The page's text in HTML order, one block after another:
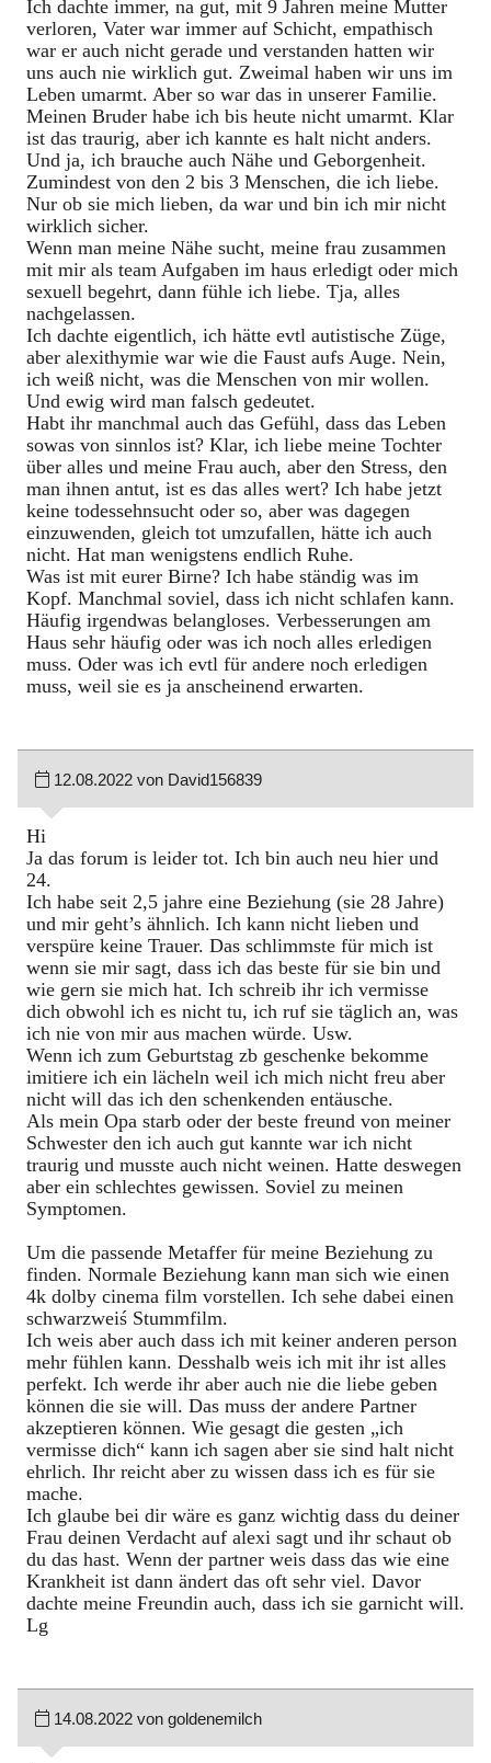
Ich dachte immer, na gut, mit 9 Jahren meine Mutter
verloren, Vater war immer auf Schicht, empathisch
war er auch nicht gerade und verstanden hatten wir
uns auch nie wirklich gut. Zweimal haben wir uns im
Leben umarmt. Aber so war das in unserer Familie.
Meinen Bruder habe ich bis heute nicht umarmt. Klar
ist das traurig, aber ich kannte es halt nicht anders.
Und ja, ich brauche auch Nähe und Geborgenheit.
Zumindest von den 2 bis 3 Menschen, die ich liebe.
Nur ob sie mich lieben, da war und bin ich mir nicht
wirklich sicher.
Wenn man meine Nähe sucht, meine frau zusammen
mit mir als team Aufgaben im haus erledigt oder mich
sexuell begehrt, dann fühle ich liebe. Tja, alles
nachgelassen.
Ich dachte eigentlich, ich hätte evtl autistische Züge,
aber alexithymie war wie die Faust aufs Auge. Nein,
ich weiß nicht, was die Menschen von mir wollen.
Und ewig wird man falsch gedeutet.
Habt ihr manchmal auch das Gefühl, dass das Leben
sowas von sinnlos ist? Klar, ich liebe meine Tochter
über alles und meine Frau auch, aber den Stress, den
man ihnen antut, ist es das alles wert? Ich habe jetzt
keine todessehnsucht oder so, aber was dagegen
einzuwenden, gleich tot umzufallen, hätte ich auch
nicht. Hat man wenigstens endlich Ruhe.
Was ist mit eurer Birne? Ich habe ständig was im
Kopf. Manchmal soviel, dass ich nicht schlafen kann.
Häufig irgendwas belangloses. Verbesserungen am
Haus sehr häufig oder was ich noch alles erledigen
muss. Oder was ich evtl für andere noch erledigen
muss, weil sie es ja anscheinend erwarten.
12.08.2022 von David156839
Hi
Ja das forum is leider tot. Ich bin auch neu hier und
24.
Ich habe seit 2,5 jahre eine Beziehung (sie 28 Jahre)
und mir geht’s ähnlich. Ich kann nicht lieben und
verspüre keine Trauer. Das schlimmste für mich ist
wenn sie mir sagt, dass ich das beste für sie bin und
wie gern sie mich hat. Ich schreib ihr ich vermisse
dich obwohl ich es nicht tu, ich ruf sie täglich an, was
ich nie von mir aus machen würde. Usw.
Wenn ich zum Geburtstag zb geschenke bekomme
imitiere ich ein lächeln weil ich mich nicht freu aber
nicht will das ich den schenkenden entäusche.
Als mein Opa starb oder der beste freund von meiner
Schwester den ich auch gut kannte war ich nicht
traurig und musste auch nicht weinen. Hatte deswegen
aber ein schlechtes gewissen. Soviel zu meinen
Symptomen.
Um die passende Metaffer für meine Beziehung zu
finden. Normale Beziehung kann man sich wie einen
4k dolby cinema film vorstellen. Ich sehe dabei einen
schwarzweiś Stummfilm.
Ich weis aber auch dass ich mit keiner anderen person
mehr fühlen kann. Desshalb weis ich mit ihr ist alles
perfekt. Ich werde ihr aber auch nie die liebe geben
können die sie will. Das muss der andere Partner
akzeptieren können. Wie gesagt die gesten „ich
vermisse dich“ kann ich sagen aber sie sind halt nicht
ehrlich. Ihr reicht aber zu wissen dass ich es für sie
mache.
Ich glaube bei dir wäre es ganz wichtig dass du deiner
Frau deinen Verdacht auf alexi sagt und ihr schaut ob
du das hast. Wenn der partner weis dass das wie eine
Krankheit ist dann ändert das oft sehr viel. Davor
dachte meine Freundin auch, dass ich sie garnicht will.
Lg
14.08.2022 von goldenemilch